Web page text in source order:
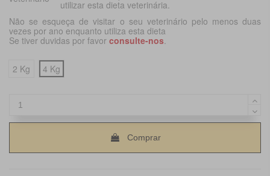
utilizar esta dieta veterinária.
Não se esqueça de visitar o seu veterinário pelo menos duas
vezes por ano enquanto utiliza esta dieta
Se tiver duvidas por favor consulte-nos
2 Kg 4 Kg
Comprar